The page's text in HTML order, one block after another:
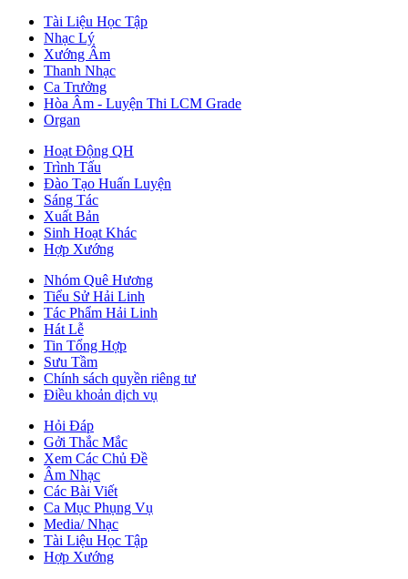
Tài Liệu Học Tập
Nhạc Lý
Xướng Âm
Thanh Nhạc
Ca Trưởng
Hòa Âm - Luyện Thi LCM Grade
Organ
Hoạt Động QH
Trình Tấu
Đào Tạo Huấn Luyện
Sáng Tác
Xuất Bản
Sinh Hoạt Khác
Hợp Xướng
Nhóm Quê Hương
Tiểu Sử Hải Linh
Tác Phẩm Hải Linh
Hát Lễ
Tin Tổng Hợp
Sưu Tầm
Chính sách quyền riêng tư
Điều khoản dịch vụ
Hỏi Đáp
Gởi Thắc Mắc
Xem Các Chủ Đề
Âm Nhạc
Các Bài Viết
Ca Mục Phụng Vụ
Media/ Nhạc
Tài Liệu Học Tập
Hợp Xướng